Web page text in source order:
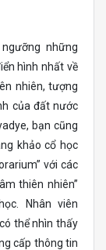
những
hình nhất về
nhiên, tượng
của đất nước
bạn cũng
khảo cổ học
với các
thiên nhiên”
Nhân viên
thể nhìn thấy
cấp thông tin